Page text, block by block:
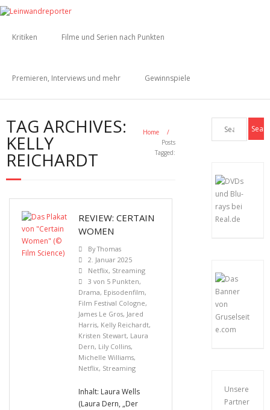
Kritiken Filme und Serien nach Punkten
Premieren, Interviews und mehr Gewinnspiele
TAG ARCHIVES:
KELLY
REICHARDT
Home
/
Posts
Tagged:
REVIEW: CERTAIN
WOMEN
ByThomas
2. Januar 2025
Netflix, Streaming
3 von 5 Punkten,
Drama, Episodenfilm,
Film Festival Cologne,
James Le Gros, Jared
Harris, Kelly Reichardt,
Kristen Stewart, Laura
Dern, Lily Collins,
Michelle Williams,
Netflix, Streaming
Inhalt: Laura Wells
(Laura Dern, „Der
Unsere
Partner